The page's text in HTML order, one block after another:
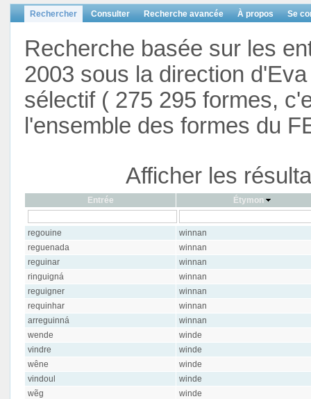
Rechercher Consulter Recherche avancée À propos Se
Recherche basée sur les
2003 sous la direction
sélectif ( 275 295 formes,
l'ensemble des formes du
Afficher les
Entrée Étymon
regouine
winnan
reguenada
winnan
reguinar
winnan
ringuigná
winnan
reguigner
winnan
requinhar
winnan
arreguinná
winnan
wende
winde
vindre
winde
wêne
winde
vindoul
winde
wẽg
winde